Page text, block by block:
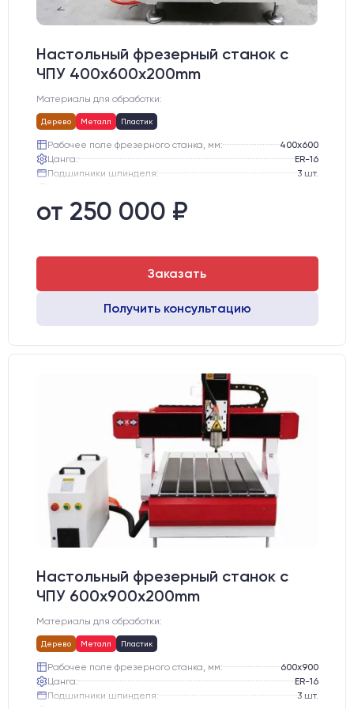
Настольный фрезерный станок с
ЧПУ 400x600x200mm
Материалы для обработки:
Дерево Металл Пластик
Рабочее поле фрезерного станка, мм:
400х600
Цанга:
ER-16
Подшипники шпинделя:
3 шт.
Стол:
Двигатели:
от 250 000 ₽
Заказать
Получить консультацию
Настольный фрезерный станок с
ЧПУ 600x900x200mm
Материалы для обработки:
Дерево Металл Пластик
Рабочее поле фрезерного станка, мм:
600х900
Цанга:
ER-16
Подшипники шпинделя:
3 шт.